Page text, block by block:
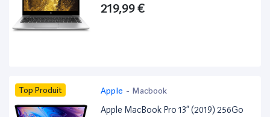
219,99 €
Top Produit Apple - Macbook
Apple MacBook Pro 13” (2019) 256Go